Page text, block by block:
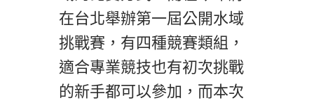
在台北舉辦第一屆公開水域
挑戰賽，有四種競賽類組，
適合專業競技也有初次挑戰
的新手都可以參加，而本次